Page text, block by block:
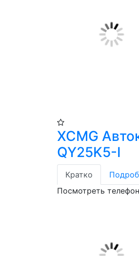
XCMG
QY25K5-I
Кратко
Посмотреть телефон